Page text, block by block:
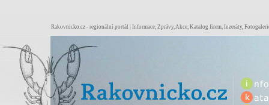
Rakovnicko.cz - regionální portál | Informace, Zprávy, Akce, Katalog firem, Inzeráty,